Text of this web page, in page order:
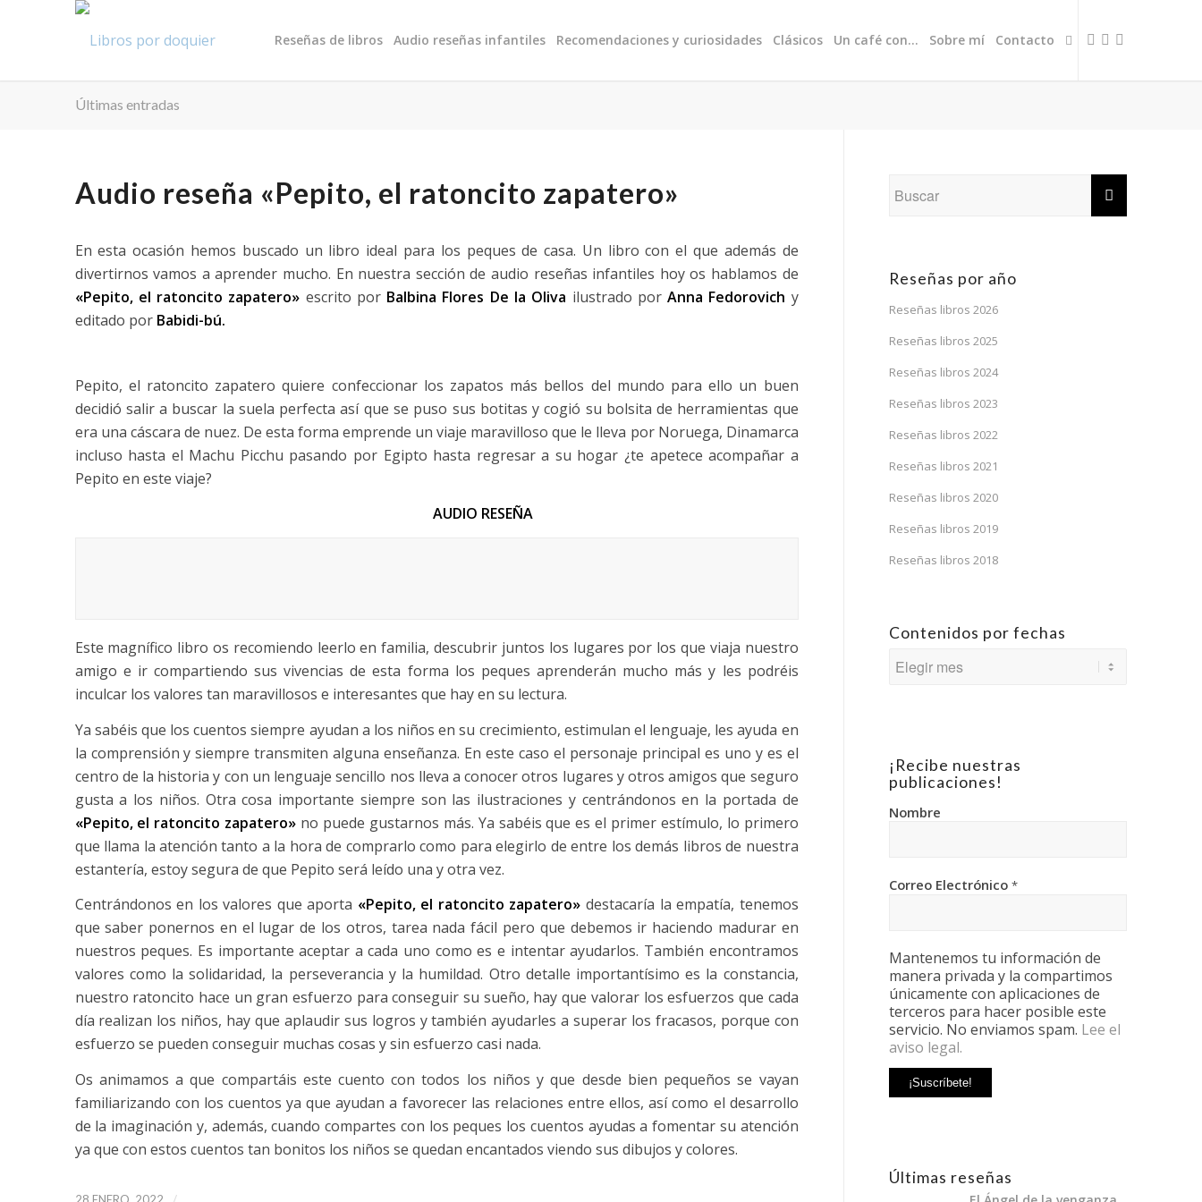
Reseñas de libros Audio reseñas infantiles Recomendaciones y curiosidades Clásicos Un café con… Sobre mí Contacto
Últimas entradas
Audio reseña «Pepito, el ratoncito zapatero»
En esta ocasión hemos buscado un libro ideal para los peques de casa. Un libro con el que además de
divertirnos vamos a aprender mucho. En nuestra sección de audio reseñas infantiles hoy os hablamos de
«Pepito, el ratoncito zapatero» escrito por Balbina Flores De la Oliva ilustrado porAnna Fedorovich y
editado por Babidi-bú.
Pepito, el ratoncito zapatero quiere confeccionar los zapatos más bellos del mundo para ello un buen
decidió salir a buscar la suela perfecta así que se puso sus botitas y cogió su bolsita de herramientas que
era una cáscara de nuez. De esta forma emprende un viaje maravilloso que le lleva por Noruega, Dinamarca
incluso hasta el Machu Picchu pasando por Egipto hasta regresar a su hogar ¿te apetece acompañar a
Pepito en este viaje?
AUDIO RESEÑA
Este magnífico libro os recomiendo leerlo en familia, descubrir juntos los lugares por los que viaja nuestro
amigo e ir compartiendo sus vivencias de esta forma los peques aprenderán mucho más y les podréis
inculcar los valores tan maravillosos e interesantes que hay en su lectura.
Ya sabéis que los cuentos siempre ayudan a los niños en su crecimiento, estimulan el lenguaje, les ayuda en
la comprensión y siempre transmiten alguna enseñanza. En este caso el personaje principal es uno y es el
centro de la historia y con un lenguaje sencillo nos lleva a conocer otros lugares y otros amigos que seguro
gusta a los niños. Otra cosa importante siempre son las ilustraciones y centrándonos en la portada de
«Pepito, el ratoncito zapatero» no puede gustarnos más. Ya sabéis que es el primer estímulo, lo primero
que llama la atención tanto a la hora de comprarlo como para elegirlo de entre los demás libros de nuestra
estantería, estoy segura de que Pepito será leído una y otra vez.
Centrándonos en los valores que aporta «Pepito, el ratoncito zapatero» destacaría la empatía, tenemos
que saber ponernos en el lugar de los otros, tarea nada fácil pero que debemos ir haciendo madurar en
nuestros peques. Es importante aceptar a cada uno como es e intentar ayudarlos. También encontramos
valores como la solidaridad, la perseverancia y la humildad. Otro detalle importantísimo es la constancia,
nuestro ratoncito hace un gran esfuerzo para conseguir su sueño, hay que valorar los esfuerzos que cada
día realizan los niños, hay que aplaudir sus logros y también ayudarles a superar los fracasos, porque con
esfuerzo se pueden conseguir muchas cosas y sin esfuerzo casi nada.
Os animamos a que compartáis este cuento con todos los niños y que desde bien pequeños se vayan
familiarizando con los cuentos ya que ayudan a favorecer las relaciones entre ellos, así como el desarrollo
de la imaginación y, además, cuando compartes con los peques los cuentos ayudas a fomentar su atención
ya que con estos cuentos tan bonitos los niños se quedan encantados viendo sus dibujos y colores.
Reseñas por año
Reseñas libros 2026
Reseñas libros 2025
Reseñas libros 2024
Reseñas libros 2023
Reseñas libros 2022
Reseñas libros 2021
Reseñas libros 2020
Reseñas libros 2019
Reseñas libros 2018
Contenidos por fechas
¡Recibe nuestras
publicaciones!
Nombre
Correo Electrónico *
Mantenemos tu información de
manera privada y la compartimos
únicamente con aplicaciones de
terceros para hacer posible este
servicio. No enviamos spam. Lee el
aviso legal.
Últimas reseñas